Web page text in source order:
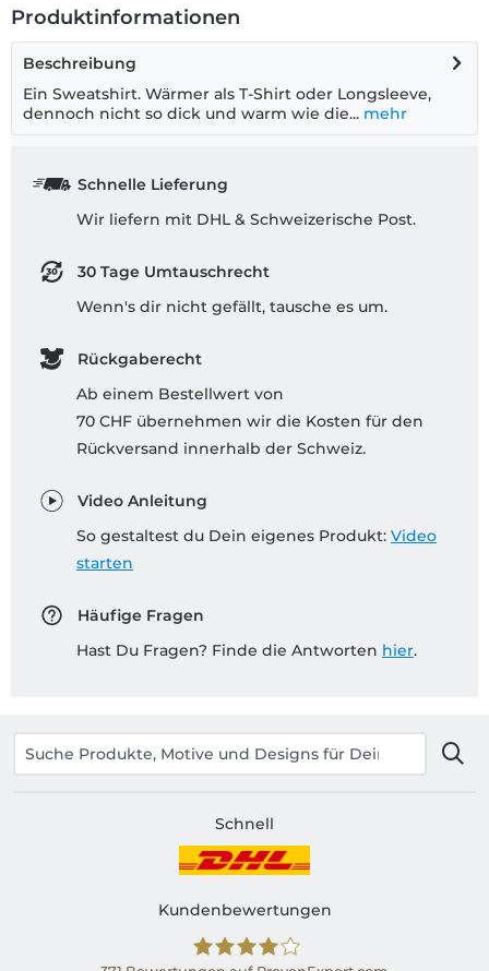
Produktinformationen
Beschreibung
Ein Sweatshirt. Wärmer als T-Shirt oder Longsleeve,
dennoch nicht so dick und warm wie die... mehr
Schnelle Lieferung
Wir liefern mit DHL & Schweizerische Post.
30 Tage Umtauschrecht
Wenn's dir nicht gefällt, tausche es um.
Rückgaberecht
Ab einem Bestellwert von
70 CHF übernehmen wir die Kosten für den
Rückversand innerhalb der Schweiz.
Video Anleitung
So gestaltest du Dein eigenes Produkt: Video
starten
Häufige Fragen
Hast Du Fragen? Finde die Antworten hier.
Schnell
Kundenbewertungen